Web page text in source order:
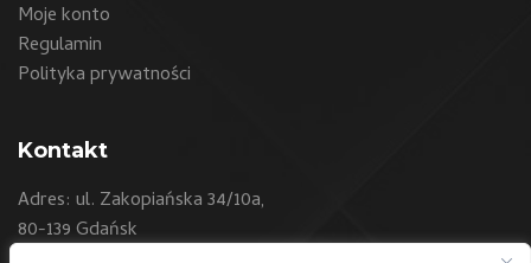
Moje konto
Regulamin
Polityka prywatności
Kontakt
Adres: ul. Zakopiańska 34/10a,
80-139 Gdańsk